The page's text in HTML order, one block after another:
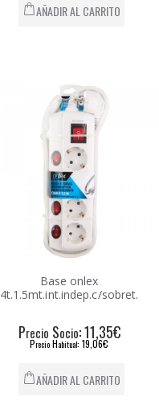
AÑADIR AL CARRITO
Base onlex
4t.1.5mt.int.indep.c/sobret.
Precio Socio: 11,35€
Precio Habitual: 19,06€
AÑADIR AL CARRITO